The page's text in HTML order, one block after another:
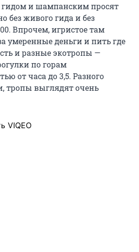
гидом и шампанским просят
без живого гида и без
Впрочем, игристое там
умеренные деньги и пить где
и разные экотропы —
по горам
от часа до 3,5. Разного
тропы выглядят очень
VIQEO